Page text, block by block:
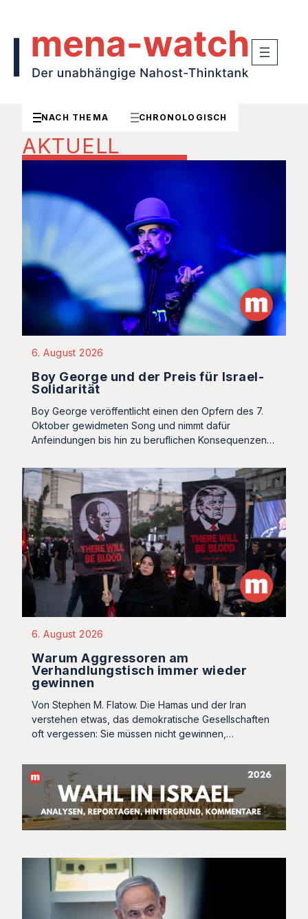
NACH THEMA CHRONOLOGISCH
AKTUELL
6. August 2026
Boy George und der Preis für Israel-
Solidarität
Boy George veröffentlicht einen den Opfern des 7.
Oktober gewidmeten Song und nimmt dafür
Anfeindungen bis hin zu beruflichen Konsequenzen…
6. August 2026
Warum Aggressoren am
Verhandlungstisch immer wieder
gewinnen
Von Stephen M. Flatow. Die Hamas und der Iran
verstehen etwas, das demokratische Gesellschaften
oft vergessen: Sie müssen nicht gewinnen,…